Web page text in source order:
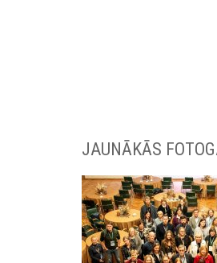
JAUNĀKĀS